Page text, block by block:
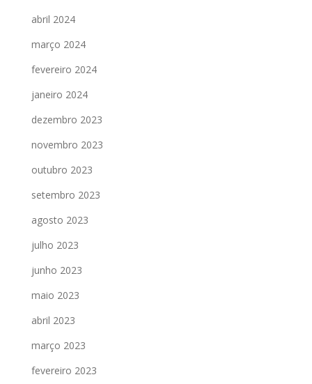
abril 2024
março 2024
fevereiro 2024
janeiro 2024
dezembro 2023
novembro 2023
outubro 2023
setembro 2023
agosto 2023
julho 2023
junho 2023
maio 2023
abril 2023
março 2023
fevereiro 2023